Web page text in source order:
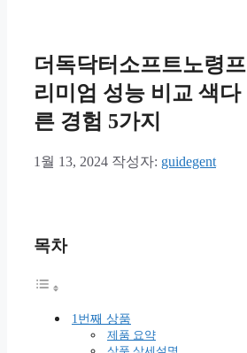
더독닥터소프트노령프
리미엄 성능 비교 색다
른 경험 5가지
1월 13, 2024 작성자: guidegent
목차
1번째 상품
제품 요약